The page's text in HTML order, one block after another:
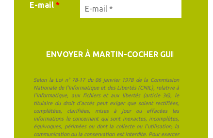
E-mail *
Selon la Loi n° 78-17 du 06 janvier 1978 de la Commission
Nationale de l'Informatique et des Libertés (CNIL), relative à
l'informatique, aux fichiers et aux libertés (article 36), le
titulaire du droit d'accès peut exiger que soient rectifiées,
complétées, clarifiées, mises à jour ou effacées les
informations le concernant qui sont inexactes, incomplètes,
équivoques, périmées ou dont la collecte ou l'utilisation, la
communication ou la conservation est interdite. Pour exercer